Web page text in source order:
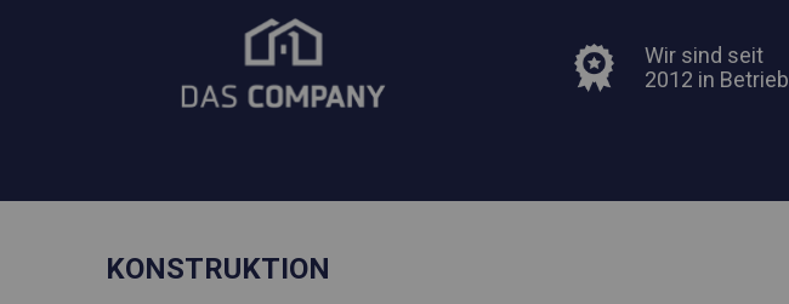
Wir sind seit
2012 in Betrieb
KONSTRUKTION